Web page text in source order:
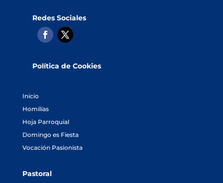
Redes Sociales
Política de Cookies
Inicio
Homilías
Hoja Parroquial
Domingo es Fiesta
Vocación Pasionista
Pastoral